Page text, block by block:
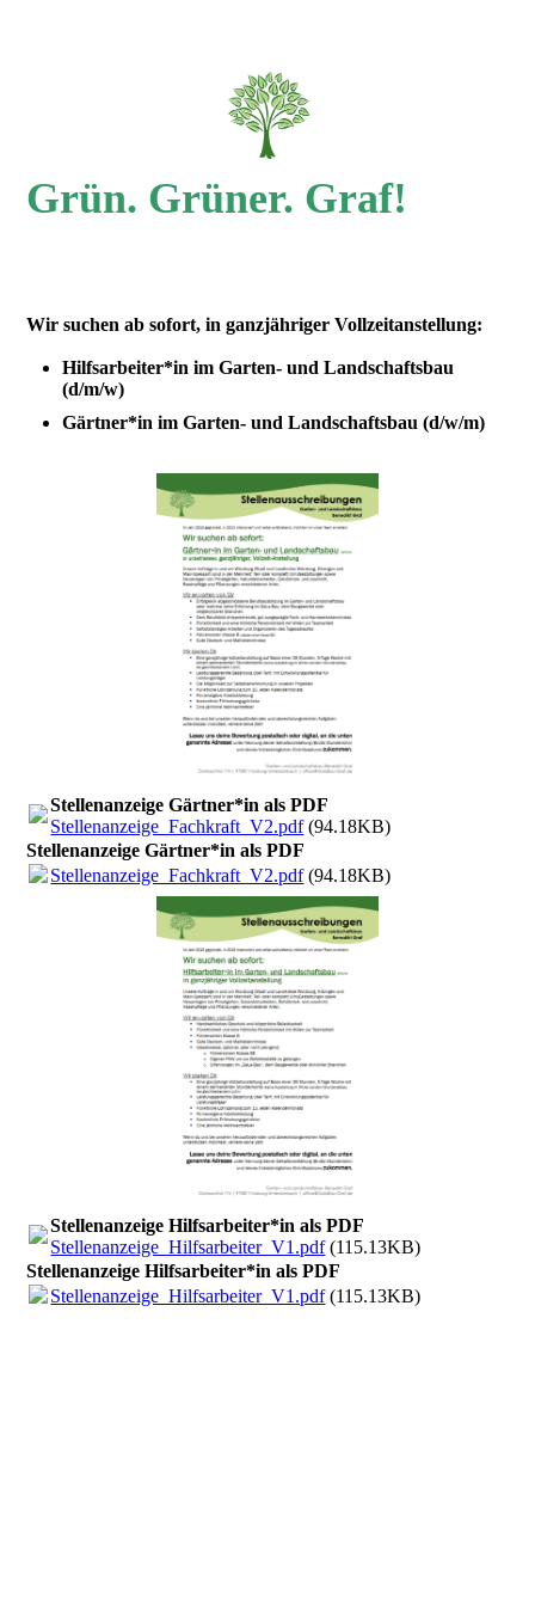
Grün. Grüner. Graf!
Wir suchen ab sofort, in ganzjähriger Vollzeitanstellung:
Hilfsarbeiter*in im Garten- und Landschaftsbau
(d/m/w)
Gärtner*in im Garten- und Landschaftsbau (d/w/m)
Stellenanzeige Gärtner*in als PDF
Stellenanzeige_Fachkraft_V2.pdf(94.18KB)
Stellenanzeige Gärtner*in als PDF
Stellenanzeige_Fachkraft_V2.pdf(94.18KB)
Stellenanzeige Hilfsarbeiter*in als PDF
Stellenanzeige_Hilfsarbeiter_V1.pdf(115.13KB)
Stellenanzeige Hilfsarbeiter*in als PDF
Stellenanzeige_Hilfsarbeiter_V1.pdf(115.13KB)